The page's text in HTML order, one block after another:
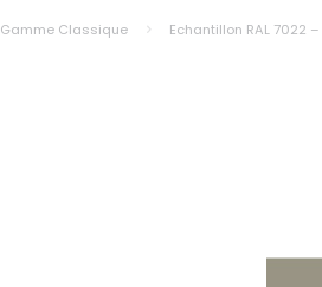
Gamme Classique Echantillon RAL 7022